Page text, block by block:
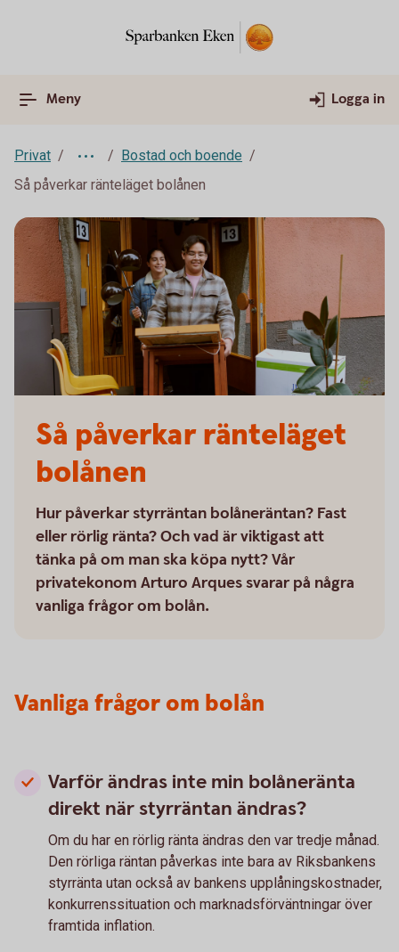
Meny Logga in
Privat
Bostad och boende
Så påverkar ränteläget bolånen
Så påverkar ränteläget
bolånen
Hur påverkar styrräntan bolåneräntan? Fast
eller rörlig ränta? Och vad är viktigast att
tänka på om man ska köpa nytt? Vår
privatekonom Arturo Arques svarar på några
vanliga frågor om bolån.
Vanliga frågor om bolån
Varför ändras inte min bolåneränta
direkt när styrräntan ändras?
Om du har en rörlig ränta ändras den var tredje månad.
Den rörliga räntan påverkas inte bara av Riksbankens
styrränta utan också av bankens upplåningskostnader,
konkurrenssituation och marknadsförväntningar över
framtida inflation.